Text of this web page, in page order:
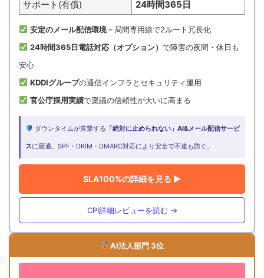
サポート(有償) 24時間365日
安定のメール配信環境＝局間専用線で2ルート冗長化
24時間365日電話対応（オプション） で障害の夜間・休日も
安心
KDDIグループの通信インフラとセキュリティ運用
官公庁採用実績で稟議の信頼性が大いに高まる
ダウンタイムが直撃する 「絶対に止められない」AI&メール配信サービ
スに最適。SPF・DKIM・DMARC対応により安全で不達も防ぐ。
SLA100%の詳細を見る ▶
CPI詳細レビューを読む →
AI法人部門 3位